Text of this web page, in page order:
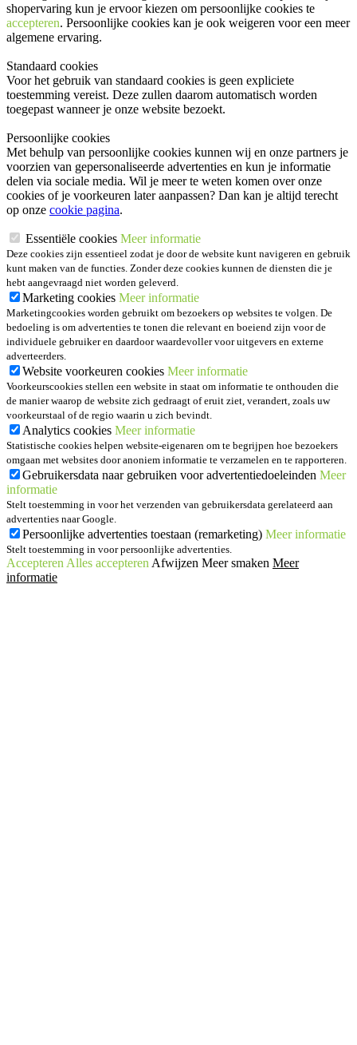
shopervaring kun je ervoor kiezen om persoonlijke cookies te
accepteren. Persoonlijke cookies kan je ook weigeren voor een meer
algemene ervaring.
Standaard cookies
Voor het gebruik van standaard cookies is geen expliciete
toestemming vereist. Deze zullen daarom automatisch worden
toegepast wanneer je onze website bezoekt.
Persoonlijke cookies
Met behulp van persoonlijke cookies kunnen wij en onze partners je
voorzien van gepersonaliseerde advertenties en kun je informatie
delen via sociale media. Wil je meer te weten komen over onze
cookies of je voorkeuren later aanpassen? Dan kan je altijd terecht
op onze cookie pagina.
Essentiële cookies Meer informatie
Deze cookies zijn essentieel zodat je door de website kunt navigeren en gebruik
kunt maken van de functies. Zonder deze cookies kunnen de diensten die je
hebt aangevraagd niet worden geleverd.
Marketing cookies Meer informatie
Marketingcookies worden gebruikt om bezoekers op websites te volgen. De
bedoeling is om advertenties te tonen die relevant en boeiend zijn voor de
individuele gebruiker en daardoor waardevoller voor uitgevers en externe
adverteerders.
Website voorkeuren cookies Meer informatie
Voorkeurscookies stellen een website in staat om informatie te onthouden die
de manier waarop de website zich gedraagt of eruit ziet, verandert, zoals uw
voorkeurstaal of de regio waarin u zich bevindt.
Analytics cookies Meer informatie
Statistische cookies helpen website-eigenaren om te begrijpen hoe bezoekers
omgaan met websites door anoniem informatie te verzamelen en te rapporteren.
Gebruikersdata naar gebruiken voor advertentiedoeleinden Meer
informatie
Stelt toestemming in voor het verzenden van gebruikersdata gerelateerd aan
advertenties naar Google.
Persoonlijke advertenties toestaan (remarketing) Meer informatie
Stelt toestemming in voor persoonlijke advertenties.
Accepteren Alles accepteren Afwijzen Meer smaken Meer
informatie